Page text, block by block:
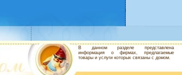
В данном разделе представлена
информация о фирмах, предлагаемые
товары и услуги которых связаны с домом.